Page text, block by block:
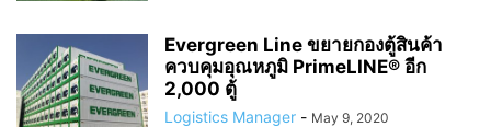
Evergreen Line ขยายกองตู้สินค้า
ควบคุมอุณหภูมิ PrimeLINE® อีก
2,000 ตู้
Logistics Manager - May 9, 2020